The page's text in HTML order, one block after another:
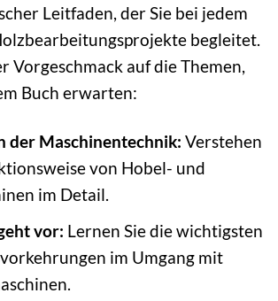
Leitfaden, der Sie bei jedem
begleitet.
Vorgeschmack auf die Themen,
Buch erwarten:
der Maschinentechnik: Verstehen
von Hobel- und
im Detail.
vor: Lernen Sie die wichtigsten
im Umgang mit